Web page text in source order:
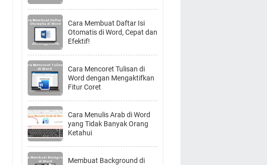
Cara Membuat Daftar Isi
Otomatis di Word, Cepat dan
Efektif!
Cara Mencoret Tulisan di
Word dengan Mengaktifkan
Fitur Coret
Cara Menulis Arab di Word
yang Tidak Banyak Orang
Ketahui
Membuat Background di